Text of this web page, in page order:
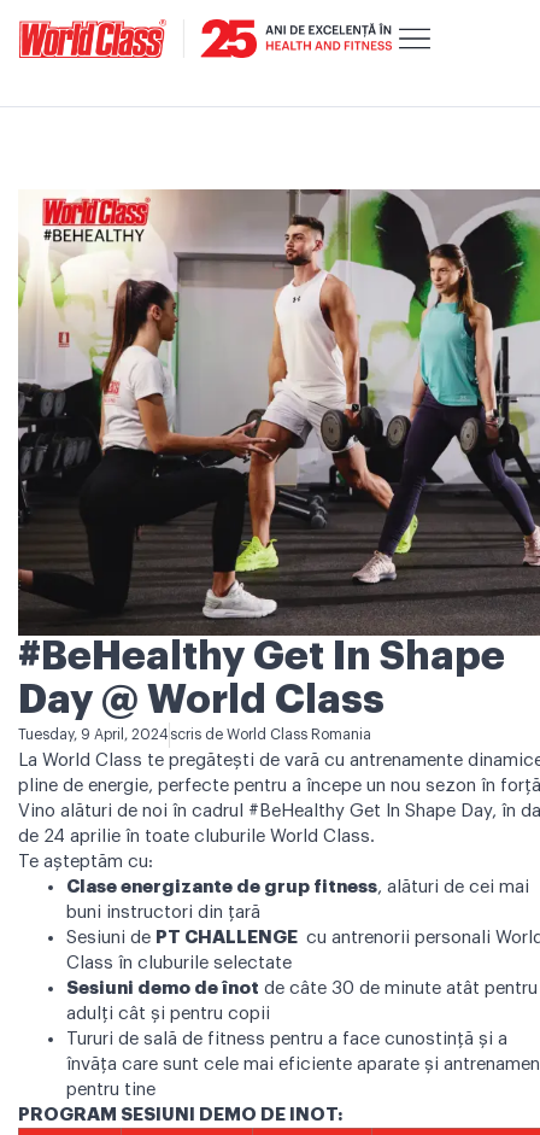
#BeHealthy Get In Shape
Day @ World Class
Tuesday, 9 April, 2024 scris de World Class Romania
La World Class te pregătești de vară cu antrenamente
pline de energie, perfecte pentru a începe un nou sezon în
Vino alături de noi în cadrul #BeHealthy Get In Shape Day, în
de 24 aprilie în toate cluburile World Class.
Te așteptăm cu:
Clase energizante de grup fitness, alături de cei mai
buni instructori din țară
Sesiuni de PT CHALLENGE cu antrenorii personali
Class în cluburile selectate
Sesiuni demo de înot de câte 30 de minute atât pentru
adulți cât și pentru copii
Tururi de sală de fitness pentru a face cunostință și a
învăța care sunt cele mai eficiente aparate și
pentru tine
PROGRAM SESIUNI DEMO DE INOT: